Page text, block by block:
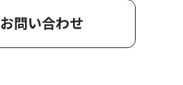
お問い合わせ